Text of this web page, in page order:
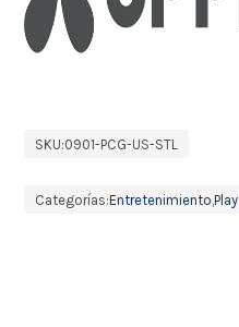
SKU:0901-PCG-US-STL
Categorías:Entretenimiento ,Play